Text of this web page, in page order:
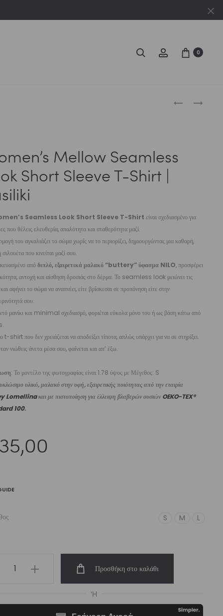
Search Account0
WOMEN’S
GIRLS’
Mellow Seamless
Short Sleeve T-Shirt |
Seamless Look Short Sleeve T-Shirt είναι σχεδιασμένο για
που θέλεις ελευθερία, απαλότητα και σταθερότητα μαζί.
του αγκαλιάζει το σώμα χωρίς να το περιορίζει, δημιουργώντας μια καθαρή,
που κινείται μαζί σου.
απόδιπλό, εξαιρετικά μαλακό “buttery” ύφασμα NILO, προσφέρει
αντοχή και αίσθηση δροσιάς στο δέρμα. Το seamless look μειώνει τις
αφήνει το σώμα να αναπνέει, είτε βρίσκεσαι σε προπόνηση είτε στην
σου.
μανίκι και minimal σχεδιασμό, φοριέται εύκολα μόνο του ή ως βάση κάτω από
t-shirt που δεν χρειάζεται να αποδείξει τίποτα, απλώς υπάρχει για να σε στηρίξει.
νιώθεις άνετα μέσα σου, φαίνεται και απ’ έξω.
: Το μοντέλο της φωτογραφίας είναι 1.78 ύψος με Μέγεθος: S
υλικό, μαλακό στην υφή, εξαιρετικής ποιότητας από την εταιρία
Lomellinaκαι με πιστοποίηση για έλλειψη βλαβερών ουσιών OEKO-TEX®
100.
S M L
Προσθήκη στο καλάθι